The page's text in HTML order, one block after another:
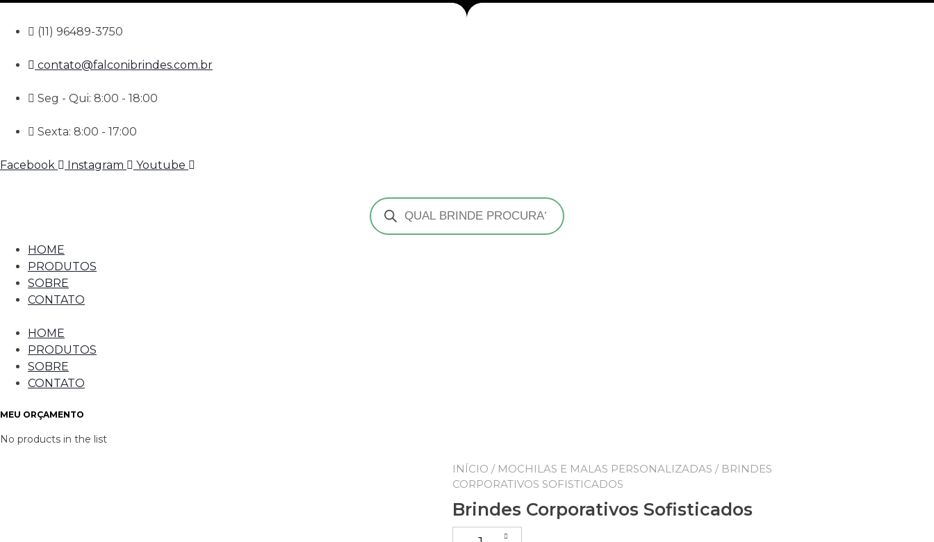
(11) 96489-3750
contato@falconibrindes.com.br
Seg - Qui: 8:00 - 18:00
Sexta: 8:00 - 17:00
Facebook Instagram Youtube
Pesquisar
produtos
HOME
PRODUTOS
SOBRE
CONTATO
HOME
PRODUTOS
SOBRE
CONTATO
MEU ORÇAMENTO
No products in the list
INÍCIO / MOCHILAS E MALAS PERSONALIZADAS / BRINDES
CORPORATIVOS SOFISTICADOS
Brindes Corporativos Sofisticados
Brindes Corporativos Sofisticados quantidade